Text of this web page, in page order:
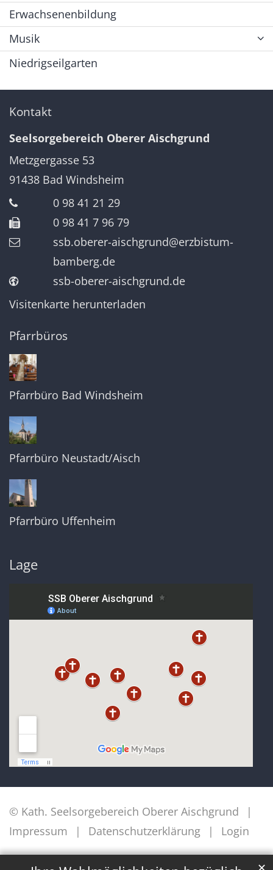
Erwachsenenbildung
Musik
Niedrigseilgarten
Kontakt
Seelsorgebereich Oberer Aischgrund
Metzgergasse 53
91438 Bad Windsheim
0 98 41 21 29
0 98 41 7 96 79
ssb.oberer-aischgrund@erzbistum-
bamberg.de
ssb-oberer-aischgrund.de
Visitenkarte herunterladen
Pfarrbüros
Pfarrbüro Bad Windsheim
Pfarrbüro Neustadt/Aisch
Pfarrbüro Uffenheim
Lage
© Kath. Seelsorgebereich Oberer Aischgrund
Impressum
Datenschutzerklärung Login